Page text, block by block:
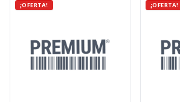
¡OFERTA! ¡OFERTA!